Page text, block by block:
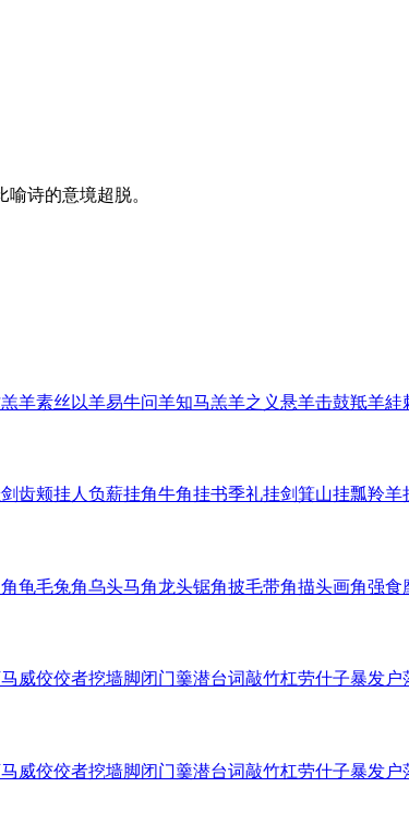
诗的意境超脱。
羔羊素丝 以羊易牛问羊知马羔羊之义悬羊击鼓羝羊絓
齿颊挂人 负薪挂角牛角挂书季礼挂剑箕山挂瓢羚羊
龟毛兔角乌头马角龙头锯角披毛带角描头画角强食
威佼佼者挖墙脚闭门羹潜台词敲竹杠劳什子暴发户
威佼佼者挖墙脚闭门羹潜台词敲竹杠劳什子暴发户